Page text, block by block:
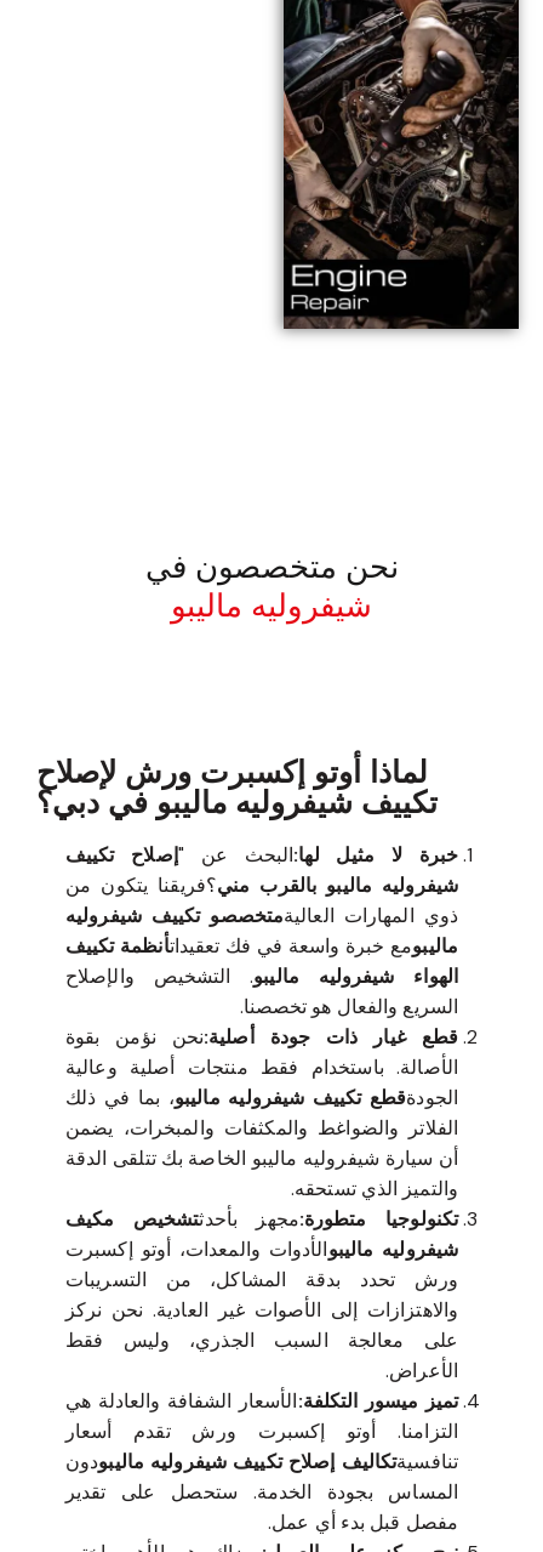
نحن متخصصون في
شيفروليه ماليبو
لماذا أوتو إكسبرت ورش لإصلاح
تكييف شيفروليه ماليبو في دبي؟
خبرة لا مثيل لها:البحث عن "إصلاح تكييف
شيفروليه ماليبو بالقرب مني؟فريقنا يتكون من
ذوي المهارات العاليةمتخصصو تكييف شيفروليه
ماليبومع خبرة واسعة في فك تعقيداتأنظمة تكييف
الهواء شيفروليه ماليبو. التشخيص والإصلاح
السريع والفعال هو تخصصنا.
قطع غيار ذات جودة أصلية:نحن نؤمن بقوة
الأصالة. باستخدام فقط منتجات أصلية وعالية
الجودةقطع تكييف شيفروليه ماليبو، بما في ذلك
الفلاتر والضواغط والمكثفات والمبخرات، يضمن
أن سيارة شيفروليه ماليبو الخاصة بك تتلقى الدقة
والتميز الذي تستحقه.
تكنولوجيا متطورة:مجهز بأحدثتشخيص مكيف
شيفروليه ماليبوالأدوات والمعدات، أوتو إكسبرت
ورش تحدد بدقة المشاكل، من التسريبات
والاهتزازات إلى الأصوات غير العادية. نحن نركز
على معالجة السبب الجذري، وليس فقط
الأعراض.
تميز ميسور التكلفة:الأسعار الشفافة والعادلة هي
التزامنا. أوتو إكسبرت ورش تقدم أسعار
تنافسيةتكاليف إصلاح تكييف شيفروليه ماليبودون
المساس بجودة الخدمة. ستحصل على تقدير
مفصل قبل بدء أي عمل.